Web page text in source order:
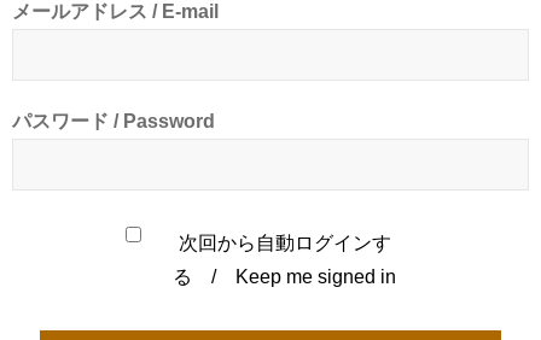
メールアドレス / E-mail
パスワード / Password
次回から自動ログインす
る / Keep me signed in